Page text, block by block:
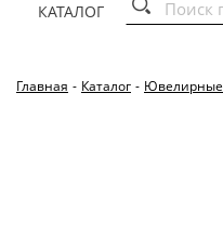
КАТАЛОГ
Главная - Каталог - Ювелирные